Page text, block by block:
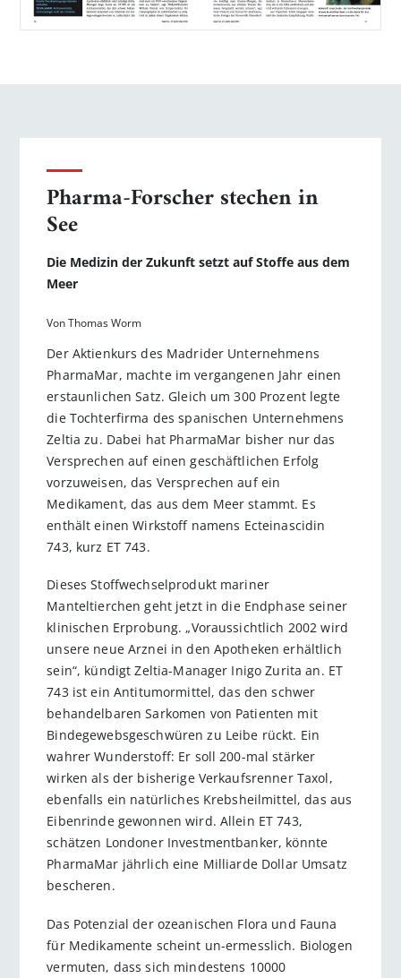
Pharma-Forscher stechen in
See
Die Medizin der Zukunft setzt auf Stoffe aus dem
Meer
Von Thomas Worm
Der Aktienkurs des Madrider Unternehmens
PharmaMar, machte im vergangenen Jahr einen
erstaunlichen Satz. Gleich um 300 Prozent legte
die Tochterfirma des spanischen Unternehmens
Zeltia zu. Dabei hat PharmaMar bisher nur das
Versprechen auf einen geschäftlichen Erfolg
vorzuweisen, das Versprechen auf ein
Medikament, das aus dem Meer stammt. Es
enthält einen Wirkstoff namens Ecteinascidin
743, kurz ET 743.
Dieses Stoffwechselprodukt mariner
Manteltierchen geht jetzt in die Endphase seiner
klinischen Erprobung. „Voraussichtlich 2002 wird
unsere neue Arznei in den Apotheken erhältlich
sein“, kündigt Zeltia-Manager Inigo Zurita an. ET
743 ist ein Antitumormittel, das den schwer
behandelbaren Sarkomen von Patienten mit
Bindegewebsgeschwüren zu Leibe rückt. Ein
wahrer Wunderstoff: Er soll 200-mal stärker
wirken als der bisherige Verkaufsrenner Taxol,
ebenfalls ein natürliches Krebsheilmittel, das aus
Eibenrinde gewonnen wird. Allein ET 743,
schätzen Londoner Investmentbanker, könnte
PharmaMar jährlich eine Milliarde Dollar Umsatz
bescheren.
Das Potenzial der ozeanischen Flora und Fauna
für Medikamente scheint un-ermesslich. Biologen
vermuten, dass sich mindestens 10000